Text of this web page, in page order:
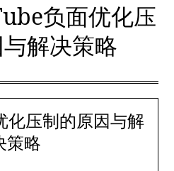
负面优化压
解决策略
化压制的原因与解
策略